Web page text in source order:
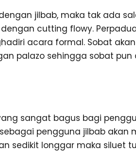
jilbab, maka tak ada
cutting flowy.
acara formal. Sobat
palazo sehingga sobat
sangat bagus bagi
pengguna jilbab akan
sedikit longgar maka siluet